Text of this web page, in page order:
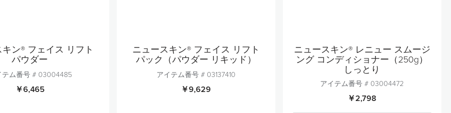
ン® フェイス リフト
パウダー
テム番号 # 03004485
￥6,465
ニュースキン® フェイス リフト
パック（パウダー リキッド）
アイテム番号 # 03137410
￥9,629
ニュースキン® レニュー スムージ
ング コンディショナー（250g）
しっとり
アイテム番号 # 03004472
￥2,798